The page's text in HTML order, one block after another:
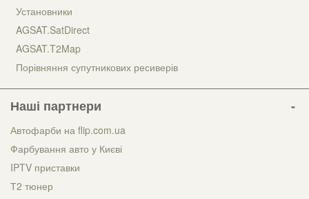
Установники
AGSAT.SatDirect
AGSAT.T2Map
Порівняння супутникових ресиверів
Наші партнери
Автофарби на flip.com.ua
Фарбування авто у Києві
IPTV приставки
Т2 тюнер